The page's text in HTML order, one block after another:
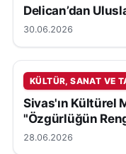
Delican’dan
30.06.2026
KÜLTÜR, SANAT VE
Sivas'ın Kültürel
"Özgürlüğün
28.06.2026